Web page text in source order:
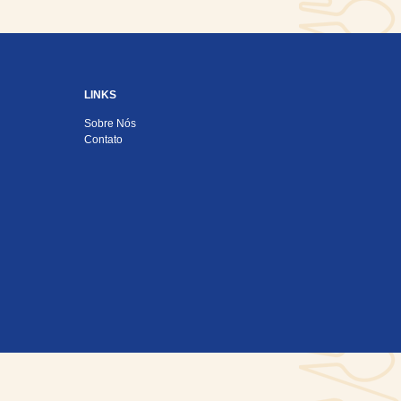
LINKS
Sobre Nós
Contato